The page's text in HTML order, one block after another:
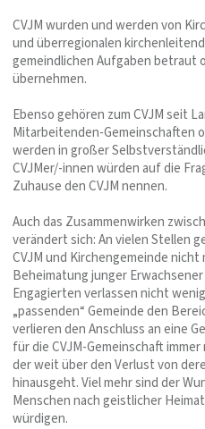
CVJM wurden und werden von
und überregionalen
gemeindlichen Aufgaben betraut
übernehmen.
Ebenso gehören zum CVJM seit
Mitarbeitenden-Gemeinschaften
werden in großer
CVJMer/-innen würden auf die
Zuhause den CVJM nennen.
Auch das Zusammenwirken
verändert sich: An vielen Stellen
CVJM und Kirchengemeinde
Beheimatung junger
Engagierten verlassen nicht
„passenden“ Gemeinde den
verlieren den Anschluss an eine
für die CVJM-Gemeinschaft
der weit über den Verlust von
hinausgeht. Viel mehr sind der
Menschen nach geistlicher
würdigen.